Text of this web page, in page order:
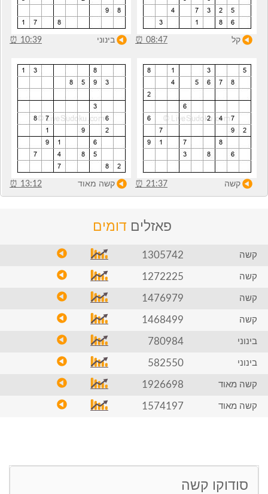
קל 08:47
⏰ בינוני 10:39
⏰
קשה 21:37
⏰ קשה מאוד 13:12
⏰
פאזלים דומים
קשה 1305742
קשה 1272225
קשה 1476979
קשה 1468499
בינוני 780984
בינוני 582550
קשה מאוד 1926698
קשה מאוד 1574197
סודוקו קשה